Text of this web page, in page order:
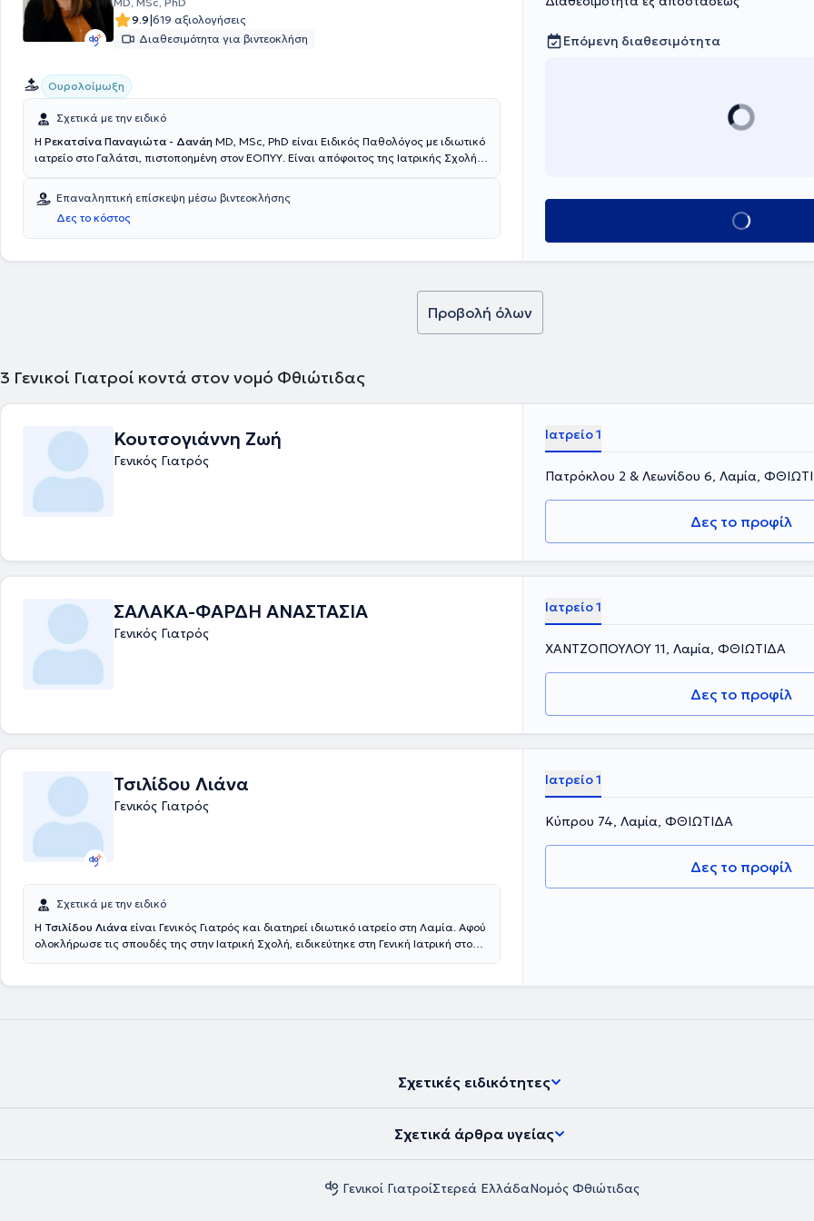
9.9|619 αξιολογήσεις
Διαθεσιμότητα για βιντεοκλήση
Ουρολοίμωξη
Σχετικά με την ειδικό
Η Ρεκατσίνα Παναγιώτα - Δανάη MD, MSc, PhD είναι Ειδικός Παθολόγος με ιδιωτικό
ιατρείο στο Γαλάτσι, πιστοποημένη στον ΕΟΠΥΥ. Είναι απόφοιτος της Ιατρικής Σχολής
Παθολογία στο Γενικό Νοσοκομείο "Κοργαλένειο - Μπενάκειο - Ερυθρός Σταυρός".
Επιπλέον, έλαβε την εξειδίκευση της Λοιμωξιολογίας μετά από διετή εκπαίδευση και
επιτυχείς εξετάσεις. Παράλληλα, κατέχει μεταπτυχιακό τίτλο από την Εθνική Σχολή
Δημόσιας Υγείας και είναι Διδάκτωρ της Ιατρικής Σχολής του Εθνικού και
Επαναληπτική επίσκεψη μέσω βιντεοκλήσης
Δες το κόστος
Επόμενη διαθεσιμότητα
Κλείσε ραντεβού
Προβολή όλων
3 Γενικοί Γιατροί κοντά στον νομό Φθιώτιδας
Κουτσογιάννη Ζωή
Γενικός Γιατρός
Ιατρείο 1
Πατρόκλου 2 & Λεωνίδου 6, Λαμία,
Δες το προφίλ
ΣΑΛΑΚΑ-ΦΑΡΔΗ ΑΝΑΣΤΑΣΙΑ
Γενικός Γιατρός
Ιατρείο 1
ΧΑΝΤΖΟΠΟΥΛΟΥ 11, Λαμία, ΦΘΙΩΤΙΔΑ
Δες το προφίλ
Τσιλίδου Λιάνα
Γενικός Γιατρός
Σχετικά με την ειδικό
Η Τσιλίδου Λιάνα είναι Γενικός Γιατρός και διατηρεί ιδιωτικό ιατρείο στη Λαμία. Αφού
ολοκλήρωσε τις σπουδές της στην Ιατρική Σχολή, ειδικεύτηκε στη Γενική Ιατρική στο
άσθματος, χρόνιας αναπνευστικής ανεπάρκειας και άλλων χρόνιων νοσημάτων και
με την αισθητική ιατρική, πιο συγκεκριμένα δηλαδή με μη χειρουργικές θεραπείες
προσώπου και σώματος με σκοπό τη βελτίωση της εξωτερικής εμφάνισης.
Ιατρείο 1
Κύπρου 74, Λαμία, ΦΘΙΩΤΙΔΑ
Δες το προφίλ
Σχετικές ειδικότητες
Σχετικά άρθρα υγείας
Γενικοί ΓιατροίΣτερεά ΕλλάδαΝομός Φθιώτιδας